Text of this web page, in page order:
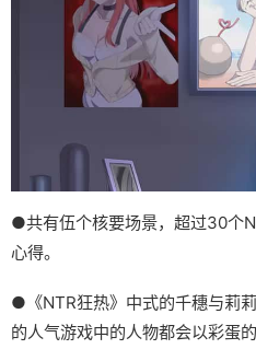
●共有伍个核要场景，超过30个
心得。
●《NTR狂热》中式的千穗与莉
的人气游戏中的人物都会以彩蛋的